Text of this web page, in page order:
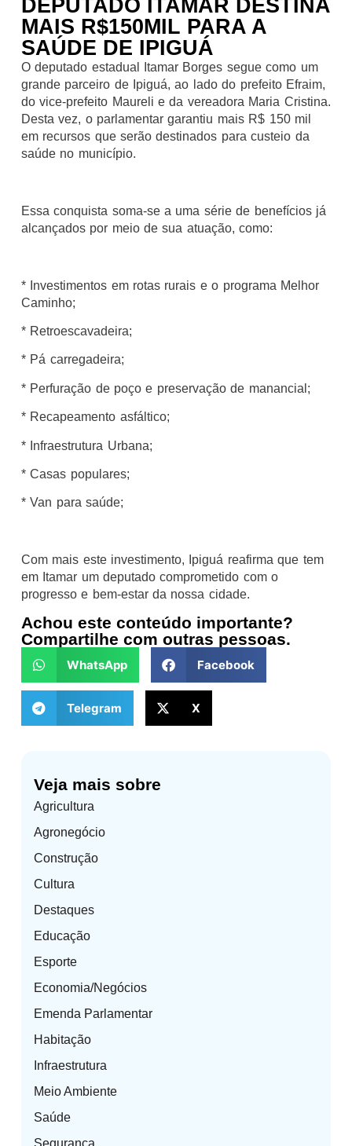
Veja mais sobre
Agricultura
Agronegócio
Construção
Cultura
Destaques
Educação
Esporte
Economia/Negócios
Emenda Parlamentar
Habitação
Infraestrutura
Meio Ambiente
Saúde
DEPUTADO ITAMAR DESTINA
MAIS R$150MIL PARA A
SAÚDE DE IPIGUÁ
O deputado estadual Itamar Borges segue como um
grande parceiro de Ipiguá, ao lado do prefeito Efraim,
do vice-prefeito Maureli e da vereadora Maria Cristina.
Desta vez, o parlamentar garantiu mais R$ 150 mil
em recursos que serão destinados para custeio da
saúde no município.
Essa conquista soma-se a uma série de benefícios já
alcançados por meio de sua atuação, como:
* Investimentos em rotas rurais e o programa Melhor
Caminho;
* Retroescavadeira;
* Pá carregadeira;
* Perfuração de poço e preservação de manancial;
* Recapeamento asfáltico;
* Infraestrutura Urbana;
* Casas populares;
* Van para saúde;
Com mais este investimento, Ipiguá reafirma que tem
em Itamar um deputado comprometido com o
progresso e bem-estar da nossa cidade.
Achou este conteúdo importante?
Compartilhe com outras pessoas.
WhatsApp Facebook
Telegram X